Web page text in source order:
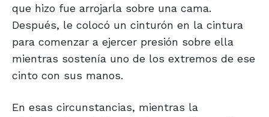
que hizo fue arrojarla sobre una cama.
Después, le colocó un cinturón en la cintura
para comenzar a ejercer presión sobre ella
mientras sostenía uno de los extremos de ese
cinto con sus manos.
En esas circunstancias, mientras la